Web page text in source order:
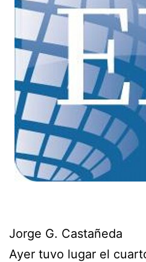
Jorge G. Castañeda
Ayer tuvo lugar el